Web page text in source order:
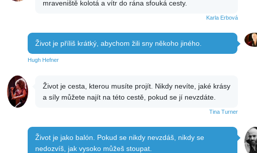
mraveniště kolotá a vítr do rána sfouká cesty.
Karla Erbová
Život je příliš krátký, abychom žili sny někoho jiného.
Hugh Hefner
Život je cesta, kterou musíte projít. Nikdy nevíte, jaké krásy
a síly můžete najít na této cestě, pokud se jí nevzdáte.
Tina Turner
Život je jako balón. Pokud se nikdy nevzdáš, nikdy se
nedozvíš, jak vysoko můžeš stoupat.